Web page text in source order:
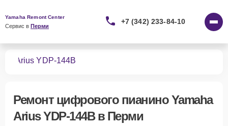
Yamaha Remont Center
Сервис в Перми
+7 (342) 233-84-10
Arius YDP-144B
Ремонт цифрового пианино Yamaha
Arius YDP-144Bв Перми